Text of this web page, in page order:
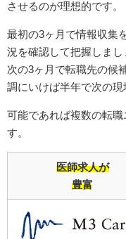
させるのが理想的です。
最初の3ヶ月で情報収集
況を確認して把握しまし
次の3ヶ月で転職先の候
調にいけば半年で次の現
可能であれば複数の転
す。
医師求人が
豊富